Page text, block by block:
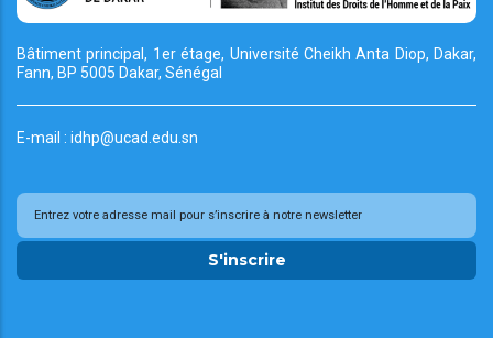
Bâtiment principal, 1er étage, Université CheikhAnta Diop, Dakar,
Fann, BP 5005 Dakar, Sénégal
E-mail : idhp@ucad.edu.sn
S'inscrire